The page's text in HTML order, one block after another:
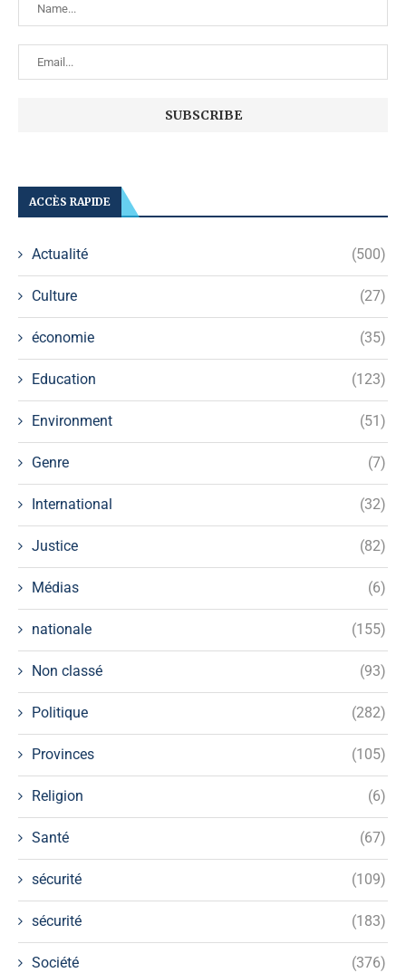
ACCÈS RAPIDE
Actualité (500)
Culture (27)
économie (35)
Education (123)
Environment (51)
Genre (7)
International (32)
Justice (82)
Médias (6)
nationale (155)
Non classé (93)
Politique (282)
Provinces (105)
Religion (6)
Santé (67)
sécurité (109)
sécurité (183)
Société (376)